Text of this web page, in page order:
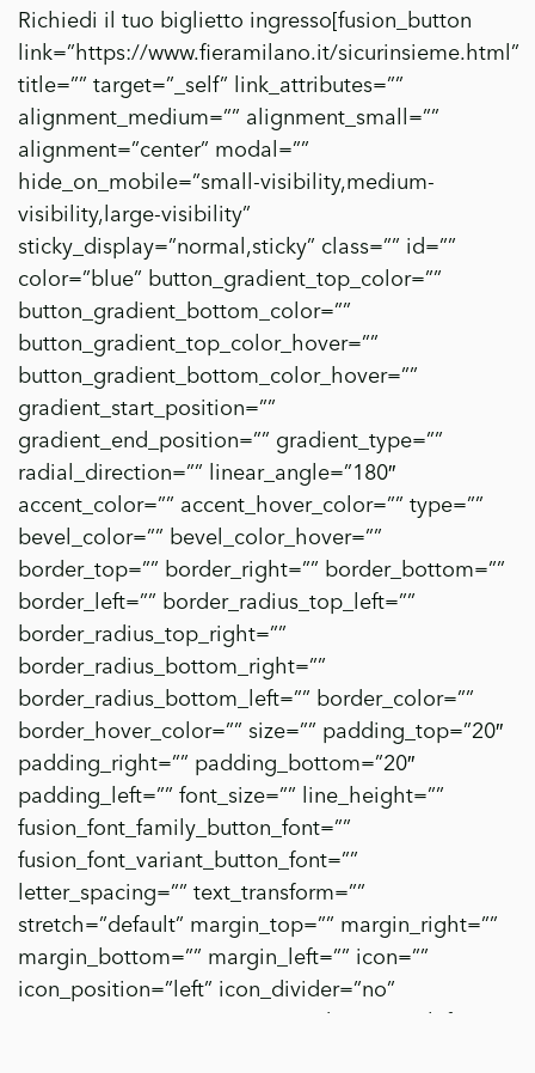
Richiedi il tuo biglietto ingresso[fusion_button
link=”https://www.fieramilano.it/sicurinsieme.html”
title=”” target=”_self” link_attributes=””
alignment_medium=”” alignment_small=””
alignment=”center” modal=””
hide_on_mobile=”small-visibility,medium-
visibility,large-visibility”
sticky_display=”normal,sticky” class=”” id=””
color=”blue” button_gradient_top_color=””
button_gradient_bottom_color=””
button_gradient_top_color_hover=””
button_gradient_bottom_color_hover=””
gradient_start_position=””
gradient_end_position=”” gradient_type=””
radial_direction=”” linear_angle=”180″
accent_color=”” accent_hover_color=”” type=””
bevel_color=”” bevel_color_hover=””
border_top=”” border_right=”” border_bottom=””
border_left=”” border_radius_top_left=””
border_radius_top_right=””
border_radius_bottom_right=””
border_radius_bottom_left=”” border_color=””
border_hover_color=”” size=”” padding_top=”20″
padding_right=”” padding_bottom=”20″
padding_left=”” font_size=”” line_height=””
fusion_font_family_button_font=””
fusion_font_variant_button_font=””
letter_spacing=”” text_transform=””
stretch=”default” margin_top=”” margin_right=””
margin_bottom=”” margin_left=”” icon=””
icon_position=”left” icon_divider=”no”
animation_type=”” animation_direction=”left”